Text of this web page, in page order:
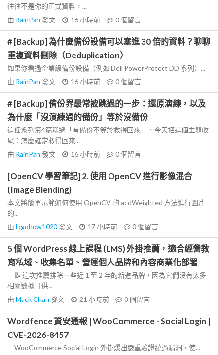
往往不是你的正式資料，...
由 RainPan 發文 16 小時前 0個留言
# [Backup] 為什麼備份設備可以塞進 30 倍的資料？聊聊
重複資料刪除（Deduplication）
如果你看過企業級備份設備（例如 Dell PowerProtect DD 系列）...
由 RainPan 發文 16 小時前 0個留言
# [Backup] 備份界最常被跳過的一步：還原演練，以及
為什麼「沒演練過的備份」等於沒備份
這個系列第4篇聊過「有備份不等於救得回來」，今天把這個主題收
尾：怎麼確定救得回來...
由 RainPan 發文 16 小時前 0個留言
[OpenCV 學習筆記] 2. 使用 OpenCV 進行影像混合
(Image Blending)
本文將簡單示範如何使用 OpenCV 的 addWeighted 方法進行圖片
的...
由 logohow1020發文 17 小時前 0個留言
5 個 WordPress 線上課程 (LMS) 外掛推薦，適合經營教
育私域、收集名單、營運個人品牌和內容商業化部署
📝 這次推薦排除一些近 1 至 2 年的新進品牌，因為它們沒有太多
相關數據可供...
由 Mack Chan 發文 21 小時前 0個留言
Wordfence 資安通報 | WooCommerce - Social Login |
CVE-2026-8457
WooCommerce Social Login 外掛爆出嚴重驗證繞過漏洞，使...